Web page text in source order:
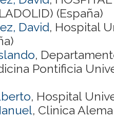
(España)
David, Hospital
,
Pontificia
, Hospital
, Clinica